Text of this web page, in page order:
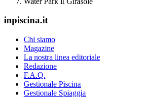
inpiscina.it
Chi siamo
Magazine
La nostra linea editoriale
Redazione
F.A.Q.
Gestionale Piscina
Gestionale Spiaggia